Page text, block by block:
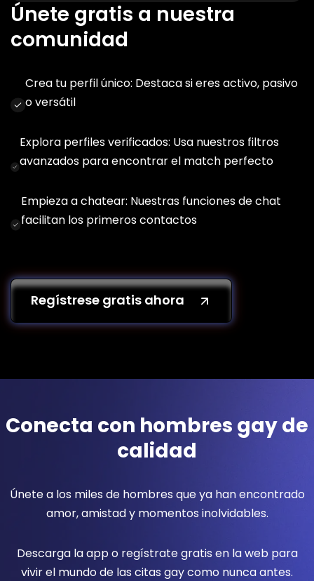
Únete gratis a nuestra
comunidad
Crea tu perfil único: Destaca si eres activo, pasivo
o versátil
Explora perfiles verificados: Usa nuestros filtros
avanzados para encontrar el match perfecto
Empieza a chatear: Nuestras funciones de chat
facilitan los primeros contactos
Regístrese gratis ahora
Conecta con hombres gay de
calidad
Únete a los miles de hombres que ya han encontrado
amor, amistad y momentos inolvidables.
Descarga la app o regístrate gratis en la web para
vivir el mundo de las citas gay como nunca antes.